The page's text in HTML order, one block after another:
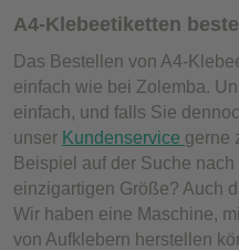
A4-Klebeetiketten
Das Bestellen von A4-
einfach wie bei Zolemba.
einfach, und falls Sie
unser Kundenservice gerne
Beispiel auf der Suche
einzigartigen Größe? Auch
Wir haben eine Maschine,
von Aufklebern herstellen